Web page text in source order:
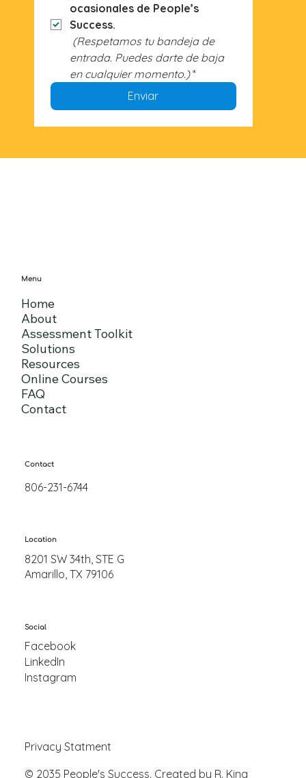
ocasionales de People’s
Success.
(Respetamos tu bandeja de
entrada. Puedes darte de baja
en cualquier momento.) *
Enviar
Menu
Home
About
Assessment Toolkit
Solutions
Resources
Online Courses
FAQ
Contact
Contact
806-231-6744
Location
8201 SW 34th, STE G
Amarillo, TX 79106
Social
Facebook
LinkedIn
Instagram
Privacy Statment
© 2035 People's Success. Created by R. King